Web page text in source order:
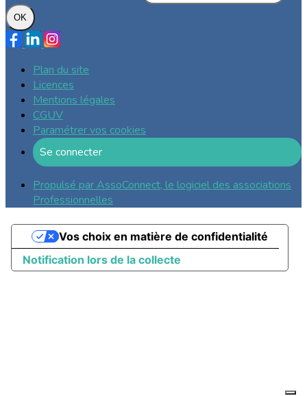
OK
Plan du site
Licences
Mentions légales
CGUV
Paramétrer vos cookies
Se connecter
Propulsé par AssoConnect, le logiciel des associations
Professionnelles
Notification lors de la collecte
Vos choix en matière de confidentialité